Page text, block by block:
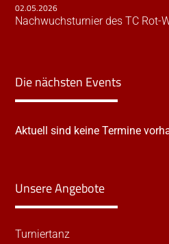
02.05.2026
Nachwuchsturnier des TC Rot-
Die nächsten Events
Aktuell sind keine Termine
Unsere Angebote
Turniertanz